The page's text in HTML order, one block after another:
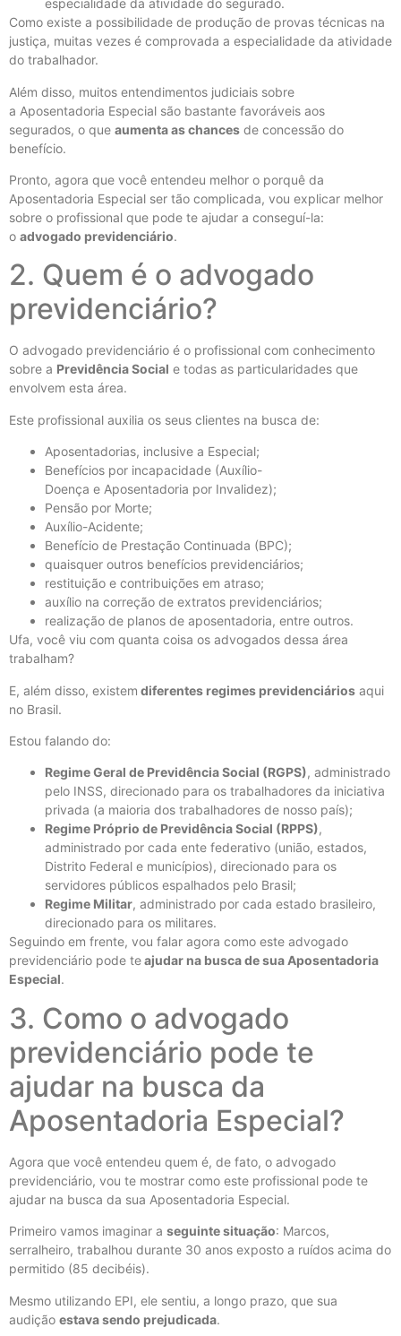
especialidade da atividade do segurado.
Como existe a possibilidade de produção de provas técnicas na
justiça, muitas vezes é comprovada a especialidade da atividade
do trabalhador.
Além disso, muitos entendimentos judiciais sobre
a Aposentadoria Especial são bastante favoráveis aos
segurados, o que aumenta as chances de concessão do
benefício.
Pronto, agora que você entendeu melhor o porquê da
Aposentadoria Especial ser tão complicada, vou explicar melhor
sobre o profissional que pode te ajudar a conseguí-la:
o advogado previdenciário.
2. Quem é o advogado
previdenciário?
O advogado previdenciário é o profissional com conhecimento
sobre a Previdência Social e todas as particularidades que
envolvem esta área.
Este profissional auxilia os seus clientes na busca de:
Aposentadorias, inclusive a Especial;
Benefícios por incapacidade (Auxílio-
Doença e Aposentadoria por Invalidez);
Pensão por Morte;
Auxílio-Acidente;
Benefício de Prestação Continuada (BPC);
quaisquer outros benefícios previdenciários;
restituição e contribuições em atraso;
auxílio na correção de extratos previdenciários;
realização de planos de aposentadoria, entre outros.
Ufa, você viu com quanta coisa os advogados dessa área
trabalham?
E, além disso, existem diferentes regimes previdenciários aqui
no Brasil.
Estou falando do:
Regime Geral de Previdência Social (RGPS), administrado
pelo INSS, direcionado para os trabalhadores da iniciativa
privada (a maioria dos trabalhadores de nosso país);
Regime Próprio de Previdência Social (RPPS),
administrado por cada ente federativo (união, estados,
Distrito Federal e municípios), direcionado para os
servidores públicos espalhados pelo Brasil;
Regime Militar, administrado por cada estado brasileiro,
direcionado para os militares.
Seguindo em frente, vou falar agora como este advogado
previdenciário pode teajudar na busca de sua Aposentadoria
Especial.
3. Como o advogado
previdenciário pode te
ajudar na busca da
Aposentadoria Especial?
Agora que você entendeu quem é, de fato, o advogado
previdenciário, vou te mostrar como este profissional pode te
ajudar na busca da sua Aposentadoria Especial.
Primeiro vamos imaginar a seguinte situação: Marcos,
serralheiro, trabalhou durante 30 anos exposto a ruídos acima do
permitido (85 decibéis).
Mesmo utilizando EPI, ele sentiu, a longo prazo, que sua
audição estava sendo prejudicada.